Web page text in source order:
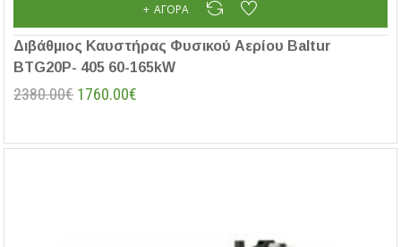
Διβάθμιος Καυστήρας Φυσικού Αερίου Baltur
BTG20P- 405 60-165kW
2380.00€ 1760.00€
ΑΓΟΡΆ